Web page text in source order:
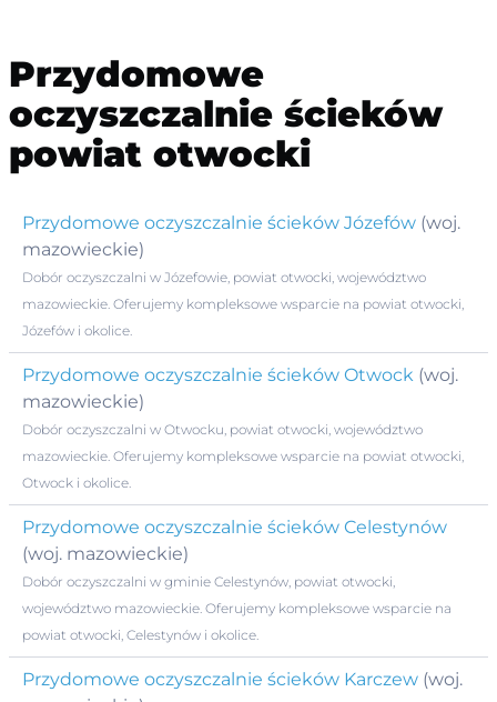
Przydomowe
oczyszczalnie ścieków
powiat otwocki
Przydomowe oczyszczalnie ścieków Józefów (woj.
mazowieckie)
Dobór oczyszczalni w Józefowie, powiat otwocki, województwo
mazowieckie. Oferujemy kompleksowe wsparcie na powiat otwocki,
Józefów i okolice.
Przydomowe oczyszczalnie ścieków Otwock (woj.
mazowieckie)
Dobór oczyszczalni w Otwocku, powiat otwocki, województwo
mazowieckie. Oferujemy kompleksowe wsparcie na powiat otwocki,
Otwock i okolice.
Przydomowe oczyszczalnie ścieków Celestynów
(woj. mazowieckie)
Dobór oczyszczalni w gminie Celestynów, powiat otwocki,
województwo mazowieckie. Oferujemy kompleksowe wsparcie na
powiat otwocki, Celestynów i okolice.
Przydomowe oczyszczalnie ścieków Karczew (woj.